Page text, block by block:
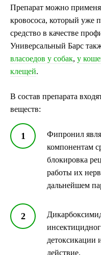
Препарат можно
кровососа, который уже
средство в качестве
Универсальный Барс
власоедов у собак, у
клещей.
В состав препарата
веществ:
Фипронил
компонентам
блокировка
работы их
дальнейшем
детоксикации
действие.